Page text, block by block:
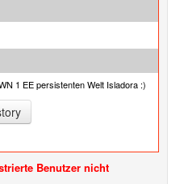
1 EE persistenten Welt Isladora :)
Benutzer nicht